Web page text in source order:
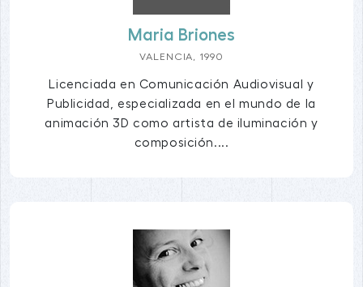
Maria Briones
VALENCIA, 1990
Licenciada en Comunicación Audiovisual y
Publicidad, especializada en el mundo de la
animación 3D como artista de iluminación y
composición....